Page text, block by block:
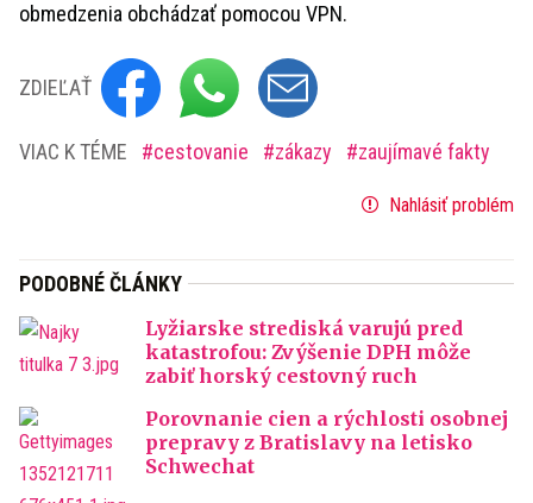
obmedzenia obchádzať pomocou VPN.
ZDIEĽAŤ
VIAC K TÉME cestovanie zákazy zaujímavé fakty
Nahlásiť problém
PODOBNÉ ČLÁNKY
Lyžiarske strediská varujú pred
katastrofou: Zvýšenie DPH môže
zabiť horský cestovný ruch
Porovnanie cien a rýchlosti osobnej
prepravy z Bratislavy na letisko
Schwechat